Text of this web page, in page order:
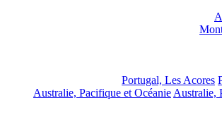
Portugal, Les Acores
Australie, Pacifique et OcéanieAustralie,